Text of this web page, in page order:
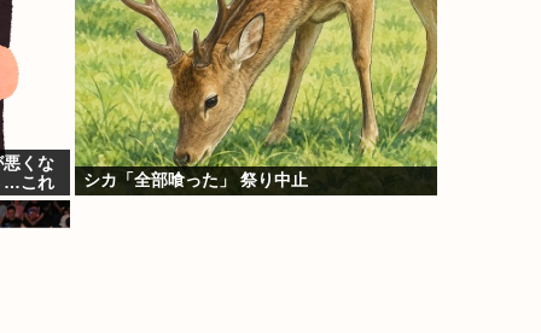
くな
これ
シカ「全部喰った」 祭り中止